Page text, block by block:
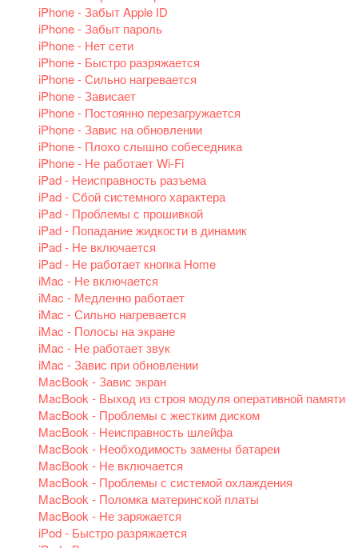
iPhone - Забыт Apple ID
iPhone - Забыт пароль
iPhone - Нет сети
iPhone - Быстро разряжается
iPhone - Сильно нагревается
iPhone - Зависает
iPhone - Постоянно перезагружается
iPhone - Завис на обновлении
iPhone - Плохо слышно собеседника
iPhone - Не работает Wi-Fi
iPad - Неисправность разъема
iPad - Сбой системного характера
iPad - Проблемы с прошивкой
iPad - Попадание жидкости в динамик
iPad - Не включается
iPad - Не работает кнопка Home
iMac - Не включается
iMac - Медленно работает
iMac - Сильно нагревается
iMac - Полосы на экране
iMac - Не работает звук
iMac - Завис при обновлении
MacBook - Завис экран
MacBook - Выход из строя модуля оперативной памяти
MacBook - Проблемы с жестким диском
MacBook - Неисправность шлейфа
MacBook - Необходимость замены батареи
MacBook - Не включается
MacBook - Проблемы с системой охлаждения
MacBook - Поломка материнской платы
MacBook - Не заряжается
iPod - Быстро разряжается